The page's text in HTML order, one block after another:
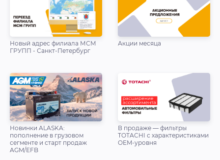
Новый адрес филиала МСМ
ГРУПП - Санкт-Петербург
Акции месяца
Новинки ALASKA:
пополнение в грузовом
сегменте и старт продаж
AGM/EFB
В продаже — фильтры
TOTACHI с характеристиками
OEM-уровня